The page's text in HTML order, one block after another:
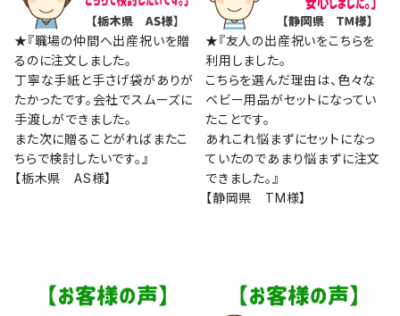
★『職場の仲間へ出産祝いを贈
るのに注文しました。
丁寧な手紙と手さげ袋がありが
たかったです。会社でスムーズに
手渡しができました。
また次に贈ることがればまたこ
ちらで検討したいです。』
【栃木県 AS様】
★『友人の出産祝いをこちらを
利用しました。
こちらを選んだ理由は、色々な
ベビー用品がセットになってい
たことです。
あれこれ悩まずにセットになっ
ていたのであまり悩まずに注文
できました。』
【静岡県 TM様】